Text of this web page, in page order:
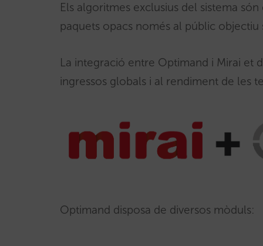
Els algoritmes exclusius del sistema
paquets opacs només al públic objectiu
La integració entre Optimand i Mirai et
ingressos globals i al rendiment de les
Optimand disposa de diversos mòduls: